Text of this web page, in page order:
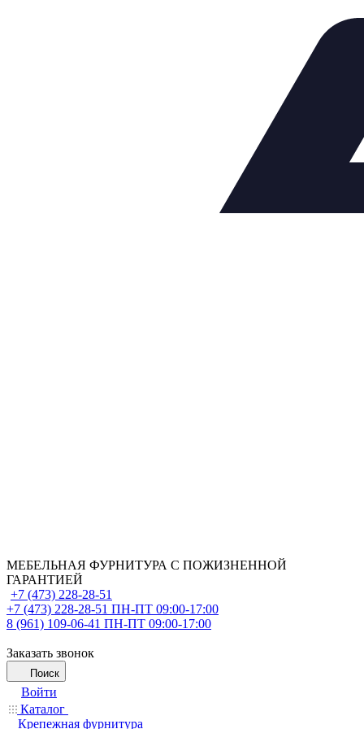
МЕБЕЛЬНАЯ ФУРНИТУРА С ПОЖИЗНЕННОЙ
ГАРАНТИЕЙ
+7 (473) 228-28-51
+7 (473) 228-28-51 ПН-ПТ 09:00-17:00
8 (961) 109-06-41 ПН-ПТ 09:00-17:00
Заказать звонок
Поиск
Войти
Каталог
Крепежная фурнитура